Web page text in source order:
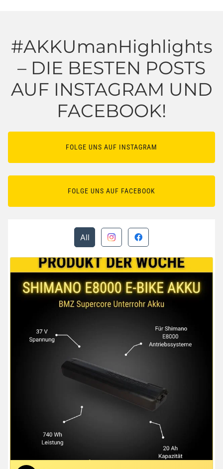
#AKKUmanHighlights
– DIE BESTEN POSTS
AUF INSTAGRAM UND
FACEBOOK!
FOLGE UNS AUF INSTAGRAM
FOLGE UNS AUF FACEBOOK